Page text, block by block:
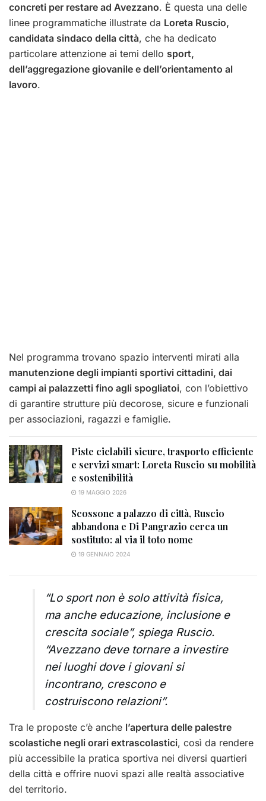
concreti per restare ad Avezzano. È questa una delle
linee programmatiche illustrate da Loreta Ruscio,
candidata sindaco della città, che ha dedicato
particolare attenzione ai temi dello sport,
dell’aggregazione giovanile e dell’orientamento al
lavoro.
Nel programma trovano spazio interventi mirati alla
manutenzione degli impianti sportivi cittadini, dai
campi ai palazzetti fino agli spogliatoi, con l’obiettivo
di garantire strutture più decorose, sicure e funzionali
per associazioni, ragazzi e famiglie.
Piste ciclabili sicure, trasporto efficiente
e servizi smart: Loreta Ruscio su mobilità
e sostenibilità
19 MAGGIO 2026
Scossone a palazzo di città, Ruscio
abbandona e Di Pangrazio cerca un
sostituto: al via il toto nome
19 GENNAIO 2024
“Lo sport non è solo attività fisica,
ma anche educazione, inclusione e
crescita sociale”, spiega Ruscio.
“Avezzano deve tornare a investire
nei luoghi dove i giovani si
incontrano, crescono e
costruiscono relazioni”.
Tra le proposte c’è anche l’apertura delle palestre
scolastiche negli orari extrascolastici, così da rendere
più accessibile la pratica sportiva nei diversi quartieri
della città e offrire nuovi spazi alle realtà associative
del territorio.